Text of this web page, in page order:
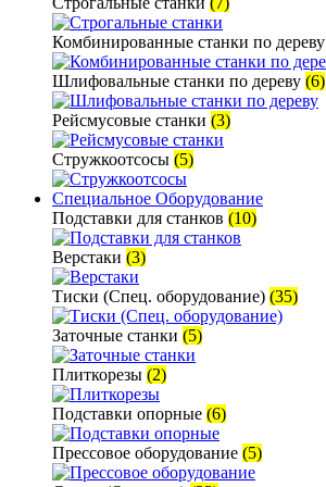
Комбинированные станки по дереву
Шлифовальные станки по дереву (6)
Рейсмусовые станки (3)
Стружкоотсосы (5)
Специальное Оборудование
Подставки для станков (10)
Верстаки (3)
Тиски (Спец. оборудование) (35)
Заточные станки (5)
Плиткорезы (2)
Подставки опорные (6)
Прессовое оборудование (5)